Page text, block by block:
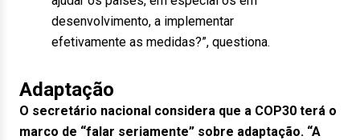
desenvolvimento, a implementar
efetivamente as medidas?”, questiona.
Adaptação
O secretário nacional considera que a COP30 terá o
marco de “falar seriamente” sobre adaptação. “A